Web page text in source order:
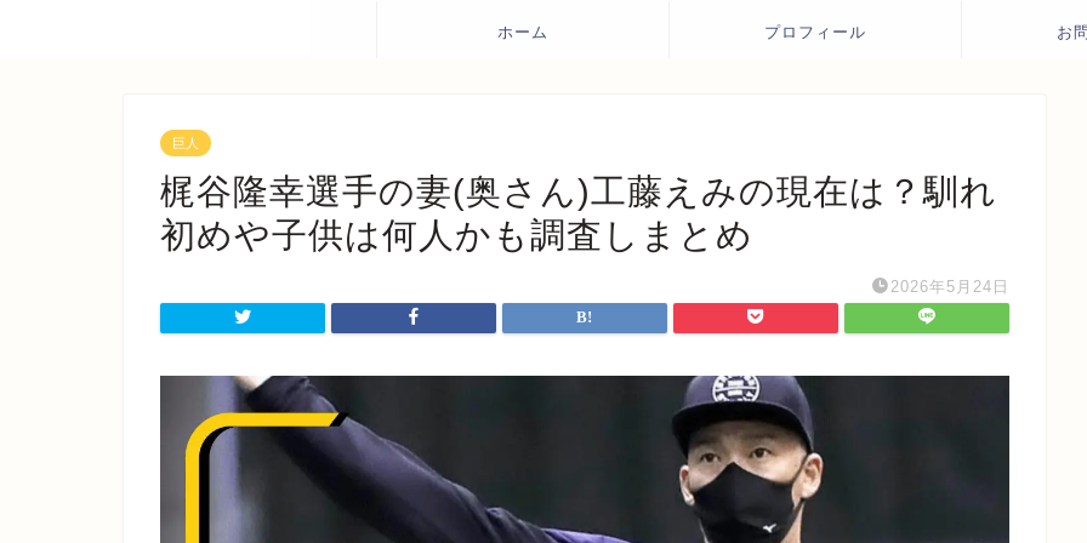
ホーム プロフィール お
巨人
梶谷隆幸選手の妻(奥さん)工藤えみの現在は？馴れ
初めや子供は何人かも調査しまとめ
2026年5月24日